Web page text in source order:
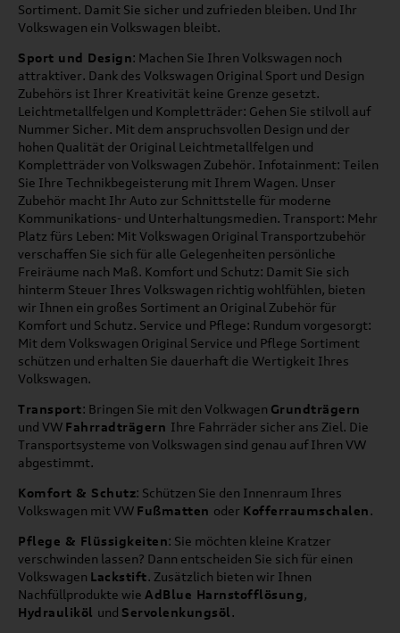
Sortiment. Damit Sie sicher und zufrieden bleiben. Und Ihr
Volkswagen ein Volkswagen bleibt.
Sport und Design: Machen Sie Ihren Volkswagen noch
attraktiver. Dank des Volkswagen Original Sport und Design
Zubehörs ist Ihrer Kreativität keine Grenze gesetzt.
Leichtmetallfelgen und Kompletträder: Gehen Sie stilvoll auf
Nummer Sicher. Mit dem anspruchsvollen Design und der
hohen Qualität der Original Leichtmetallfelgen und
Kompletträder von Volkswagen Zubehör. Infotainment: Teilen
Sie Ihre Technikbegeisterung mit Ihrem Wagen. Unser
Zubehör macht Ihr Auto zur Schnittstelle für moderne
Kommunikations- und Unterhaltungsmedien. Transport: Mehr
Platz fürs Leben: Mit Volkswagen Original Transportzubehör
verschaffen Sie sich für alle Gelegenheiten persönliche
Freiräume nach Maß. Komfort und Schutz: Damit Sie sich
hinterm Steuer Ihres Volkswagen richtig wohlfühlen, bieten
wir Ihnen ein großes Sortiment an Original Zubehör für
Komfort und Schutz. Service und Pflege: Rundum vorgesorgt:
Mit dem Volkswagen Original Service und Pflege Sortiment
schützen und erhalten Sie dauerhaft die Wertigkeit Ihres
Volkswagen.
Transport: Bringen Sie mit den Volkwagen Grundträgern
und VW Fahrradträgern Ihre Fahrräder sicher ans Ziel. Die
Transportsysteme von Volkswagen sind genau auf Ihren VW
abgestimmt.
Komfort & Schutz: Schützen Sie den Innenraum Ihres
Volkswagen mit VW Fußmatten oder Kofferraumschalen.
Pflege & Flüssigkeiten: Sie möchten kleine Kratzer
verschwinden lassen? Dann entscheiden Sie sich für einen
Volkswagen Lackstift. Zusätzlich bieten wir Ihnen
Nachfüllprodukte wie AdBlue Harnstofflösung,
Hydrauliköl und Servolenkungsöl.